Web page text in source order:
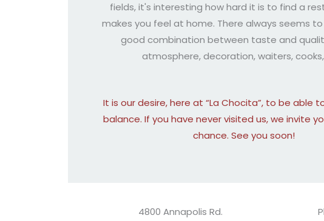
fields, it's interesting how hard it is to find a
makes you feel at home. There always seems
good combination between taste and
atmosphere, decoration, waiters, cooks,
It is our desire, here at “La Chocita”, to be able
balance. If you have never visited us, we invite
chance. See you soon!
4800 Annapolis Rd.